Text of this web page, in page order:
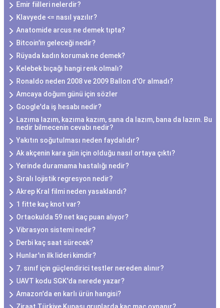
Emir fiilleri nelerdir?
Klavyede <= nasıl yazılır?
Anatomide arcus ne demek tıpta?
Bitcoin'in geleceği nedir?
Rüyada kadın korumak ne demek?
Kelebek bıçağı hangi renk olmalı?
Ronaldo neden 2008 ve 2009 Ballon d'Or almadı?
Amcaya doğum günü için sözler
Google'da iş hesabı nedir?
Lazıma lazım, kazıma kazım, sana da lazım, bana da lazım. Bu
nedir bilmecenin cevabı nedir?
Yakıtın soğutulması neden faydalıdır?
Ak akçenin kara gün için olduğu nasıl ortaya çıktı?
Yerinde duramama hastalığı nedir?
Sıralı lojistik regresyon nedir?
Akrep Kral filmi neden yasaklandı?
1 fitte kaç knot var?
Ortaokulda 59 net kaç puan alıyor?
Vibrasyon sistemi nedir?
Derbi kaç saat sürecek?
Hunlar'ın ilk lideri kimdir?
7. sınıf için güçlendirici testler nereden alınır?
UAVT kodu SGK'da nerede yazar?
Amazon'da en karlı ürün hangisi?